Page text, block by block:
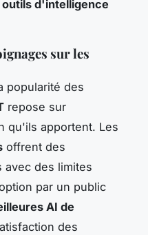
outils d'intelligence
sur les
popularité des
repose sur
qu'ils apportent. Les
offrent des
avec des limites
par un public
AI de
des